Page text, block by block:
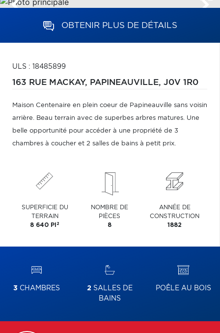
OBTENIR PLUS DE DÉTAILS
ULS : 18485899
163 RUE MACKAY, PAPINEAUVILLE, J0V 1R0
Maison Centenaire en plein coeur de Papineauville sans voisin
arrière. Beau terrain avec de superbes arbres matures. Une
belle opportunité pour accéder à une propriété de 3
chambres à coucher et 2 salles de bains à petit prix.
SUPERFICIE DU
TERRAIN
8 640 PI 2
NOMBRE DE
PIÈCES
8
ANNÉE DE
CONSTRUCTION
1882
3 CHAMBRES 2 SALLES DE
BAINS
POÊLE AU BOIS